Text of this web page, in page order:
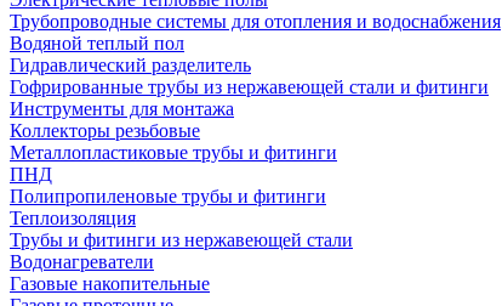
Трубопроводные системы для отопления и водоснабжения
Водяной теплый пол
Гидравлический разделитель
Гофрированные трубы из нержавеющей стали и фитинги
Инструменты для монтажа
Коллекторы резьбовые
Металлопластиковые трубы и фитинги
ПНД
Полипропиленовые трубы и фитинги
Теплоизоляция
Трубы и фитинги из нержавеющей стали
Водонагреватели
Газовые накопительные